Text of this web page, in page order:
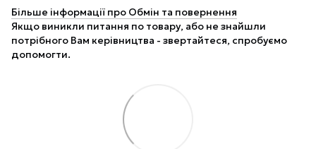
Більше інформації про Обмін та повернення
Якщо виникли питання по товару, або не знайшли
потрібного Вам керівництва - звертайтеся, спробуємо
допомогти.